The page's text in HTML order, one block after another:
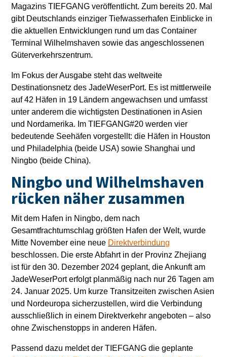
Magazins TIEFGANG veröffentlicht. Zum bereits 20. Mal
gibt Deutschlands einziger Tiefwasserhafen Einblicke in
die aktuellen Entwicklungen rund um das Container
Terminal Wilhelmshaven sowie das angeschlossenen
Güterverkehrszentrum.
Im Fokus der Ausgabe steht das weltweite
Destinationsnetz des JadeWeserPort. Es ist mittlerweile
auf 42 Häfen in 19 Ländern angewachsen und umfasst
unter anderem die wichtigsten Destinationen in Asien
und Nordamerika. Im TIEFGANG#20 werden vier
bedeutende Seehäfen vorgestellt: die Häfen in Houston
und Philadelphia (beide USA) sowie Shanghai und
Ningbo (beide China).
Ningbo und Wilhelmshaven
rücken näher zusammen
Mit dem Hafen in Ningbo, dem nach
Gesamtfrachtumschlag größten Hafen der Welt, wurde
Mitte November eine neue Direktverbindung
beschlossen. Die erste Abfahrt in der Provinz Zhejiang
ist für den 30. Dezember 2024 geplant, die Ankunft am
JadeWeserPort erfolgt planmäßig nach nur 26 Tagen am
24. Januar 2025. Um kurze Transitzeiten zwischen Asien
und Nordeuropa sicherzustellen, wird die Verbindung
ausschließlich in einem Direktverkehr angeboten – also
ohne Zwischenstopps in anderen Häfen.
Passend dazu meldet der TIEFGANG die geplante